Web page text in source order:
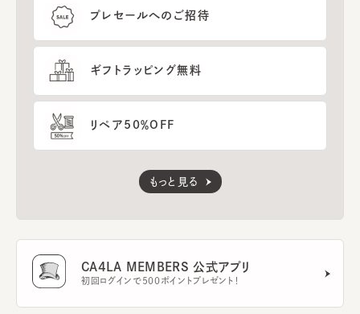
プレセールへのご招待
ギフトラッピング無料
リペア50％OFF
もっと見る
CA4LA MEMBERS 公式アプリ
初回ログインで500ポイントプレゼント！